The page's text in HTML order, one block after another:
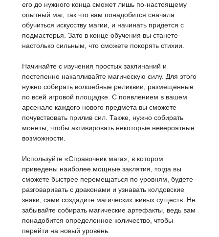
его до нужного конца сможет лишь по-настоящему
опытный маг, так что вам понадобится сначала
обучиться искусству магии, и начинать придется с
подмастерья. Зато в конце обучения вы станете
настолько сильным, что сможете покорять стихии.
Начинайте с изучения простых заклинаний и
постепенно накапливайте магическую силу. Для этого
нужно собирать волшебные реликвии, размещенные
по всей игровой площадке. С появлением в вашем
арсенале каждого нового предмета вы сможете
почувствовать прилив сил. Также, нужно собирать
монеты, чтобы активировать некоторые невероятные
возможности.
Используйте «Справочник мага», в котором
приведены наиболее мощные заклятия, тогда вы
сможете быстрее перемещаться по уровням, будете
разговаривать с драконами и узнавать колдовские
знаки, сами создадите магических живых существ. Не
забывайте собирать магические артефакты, ведь вам
понадобится определенное количество, чтобы
перейти на новый уровень.